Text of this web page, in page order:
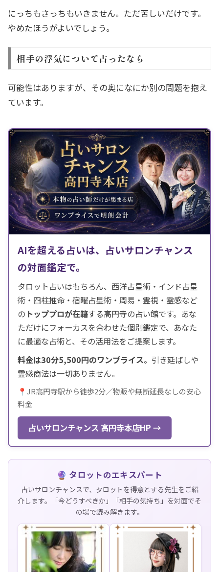
にっちもさっちもいきません。ただ苦しいだけです。
やめたほうがよいでしょう。
相手の浮気について占ったなら
可能性はありますが、その奥になにか別の問題を抱え
ています。
AIを超える占いは、占いサロンチャンス
の対面鑑定で。
タロット占いはもちろん、西洋占星術・インド占星
術・四柱推命・宿曜占星術・周易・霊視・霊感など
の トッププロが在籍する高円寺の占い館です。あな
ただけにフォーカスを合わせた個別鑑定で、あなた
に最適な占術と、その活用法をご提案します。
料金は30分5,500円のワンプライス。引き延ばしや
霊感商法は一切ありません。
📍JR高円寺駅から徒歩2分／物販や無断延長なしの安心
料金
占いサロンチャンス 高円寺本店HP →
🔮 タロットのエキスパート
占いサロンチャンスで、タロットを得意とする先生をご紹
介します。「今どうすべきか」「相手の気持ち」を対面でそ
の場で読み解きます。